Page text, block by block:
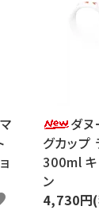
ダ
グカップ
300ml キ
ン
4,730円